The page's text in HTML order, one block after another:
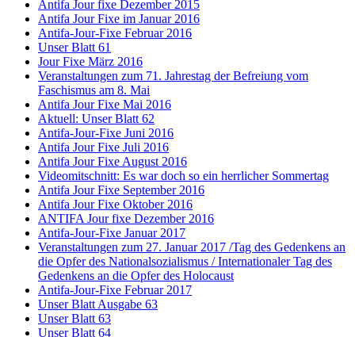
Antifa Jour fixe Dezember 2015
Antifa Jour Fixe im Januar 2016
Antifa-Jour-Fixe Februar 2016
Unser Blatt 61
Jour Fixe März 2016
Veranstaltungen zum 71. Jahrestag der Befreiung vom
Faschismus am 8. Mai
Antifa Jour Fixe Mai 2016
Aktuell: Unser Blatt 62
Antifa-Jour-Fixe Juni 2016
Antifa Jour Fixe Juli 2016
Antifa Jour Fixe August 2016
Videomitschnitt: Es war doch so ein herrlicher Sommertag
Antifa Jour Fixe September 2016
Antifa Jour Fixe Oktober 2016
ANTIFA Jour fixe Dezember 2016
Antifa-Jour-Fixe Januar 2017
Veranstaltungen zum 27. Januar 2017 /Tag des Gedenkens an
die Opfer des Nationalsozialismus / Internationaler Tag des
Gedenkens an die Opfer des Holocaust
Antifa-Jour-Fixe Februar 2017
Unser Blatt Ausgabe 63
Unser Blatt 63
Unser Blatt 64